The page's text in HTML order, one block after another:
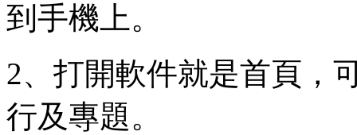
到手機上。
2、打開軟件就是首頁，
行及專題。